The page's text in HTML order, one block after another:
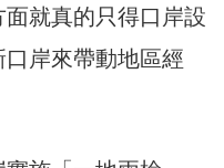
就真的只得口岸設
岸來帶動地區經